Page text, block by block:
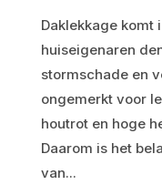
Daklekkage komt
huiseigenaren
stormschade en
ongemerkt voor
houtrot en hoge
Daarom is het
van...